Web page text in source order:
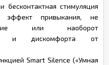
стимуляция
эффект привыкания, не
или наоборот
и дискомфорта от
Smart Silence («Умная